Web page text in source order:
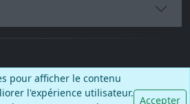
TikTok
pour afficher le contenu
l'expérience utilisateur.
Accepter